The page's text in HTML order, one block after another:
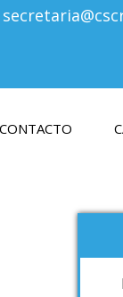
CONTACTO